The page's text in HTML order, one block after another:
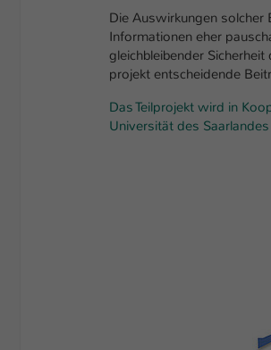
Die Auswirkungen
Informationen eher
gleichbleibender
projekt entscheidende
Das Teilprojekt wird in
Universität des